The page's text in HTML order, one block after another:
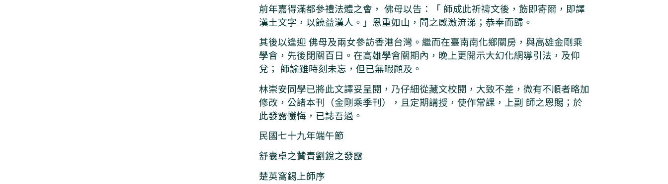
前年嘉得滿都參禮法體之會， 佛母以告：「 師成此祈禱文後，飭即寄爾，即譯
漢土文字，以饒益漢人。」恩重如山，聞之感激流涕；恭奉而歸。
其後以逢迎 佛母及兩女參訪香港台灣。繼而在臺南南化鄉關房，與高雄金剛乘
學會，先後閉關百日。在高雄學會關期內，晚上更開示大幻化網導引法，及仰
兌； 師諭雖時刻未忘，但已無暇顧及。
林崇安同學已將此文譯妥呈閱，乃仔細從藏文校閱，大致不差，微有不順者略加
修改，公諸本刊（金剛乘季刊），且定期講授，使作常課，上副 師之恩賜；於
此發露懺悔，已誌吾過。
民國七十九年端午節
舒囊卓之贊青劉銳之發露
楚英窩錫上師序